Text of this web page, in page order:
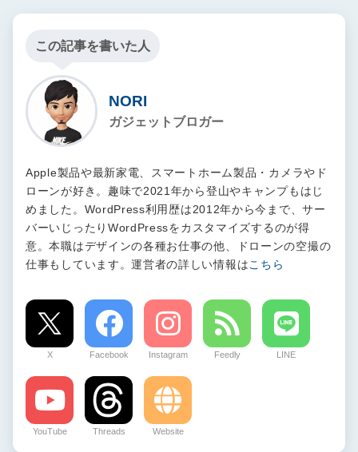
この記事を書いた人
NORI
ガジェットブロガー
Apple製品や最新家電、スマートホーム製品・カメラやド
ローンが好き。趣味で2021年から登山やキャンプもはじ
めました。WordPress利用歴は2012年から今まで、サー
バーいじったりWordPressをカスタマイズするのが得
意。本職はデザインの各種お仕事の他、ドローンの空撮の
仕事もしています。運営者の詳しい情報はこちら
X Facebook Instagram Feedly LINE
YouTube Threads Website